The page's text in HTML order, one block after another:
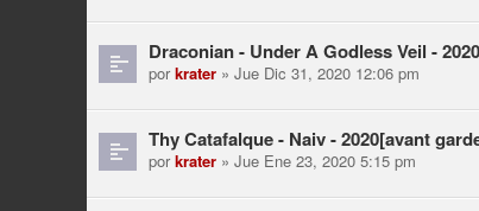
Draconian - Under A Godless Veil -
porkrater » Jue Dic 31, 2020 12:06 pm
Thy Catafalque - Naiv - 2020[avant
porkrater » Jue Ene 23, 2020 5:15 pm